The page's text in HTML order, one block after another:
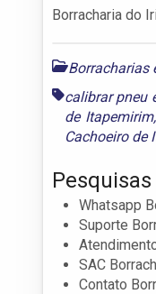
Borracharia do
Borracharias
calibrar pneu
de Itapemirim,
Cachoeiro de
Whatsapp
Suporte
SAC
Contato